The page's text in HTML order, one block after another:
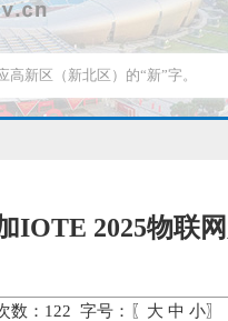
IOTE 2025物联
数： 122 字号：〖 大 中 小〗